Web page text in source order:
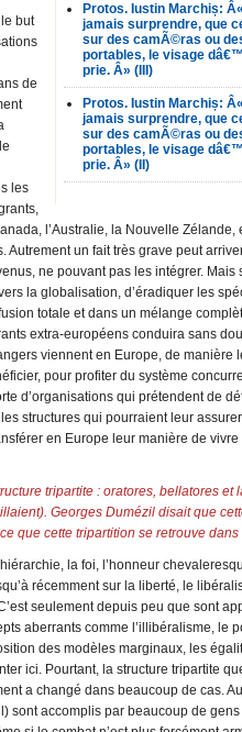
Protos. Iustin Marchiș:
jamais surprendre, que
sur des camÃ©ras ou
portables, le visage
prie. Â» (III)
Protos. Iustin Marchiș:
jamais surprendre, que
sur des camÃ©ras ou
portables, le visage
prie. Â» (II)
but
de
les
l’Australie, la Nouvelle Zélande,
Autrement un fait très grave peut
ne pouvant pas les intégrer. Mais
la globalisation, d’éradiquer les
totale et dans un mélange
extra-européens conduira sans
viennent en Europe, de manière
pour profiter du système
d’organisations qui prétendent de
structures qui pourraient leur
en Europe leur manière de
tripartite : oratores, bellatores et
Georges Dumézil disait que
que cette tripartition se retrouve
la foi, l’honneur
récemment sur la liberté, le
seulement depuis peu que sont
aberrants comme l’illibéralisme, le
des modèles marginaux, les
ici. Pourtant, la structure tripartite
a changé dans beaucoup de cas.
sont accomplis par beaucoup de